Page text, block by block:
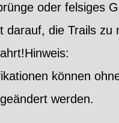
oder felsiges
darauf, die Trails zu
können
werden.